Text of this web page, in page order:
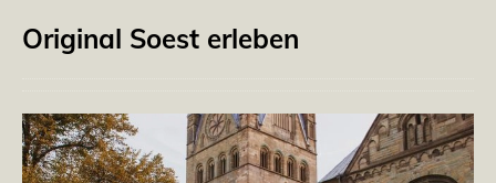
Original Soest erleben